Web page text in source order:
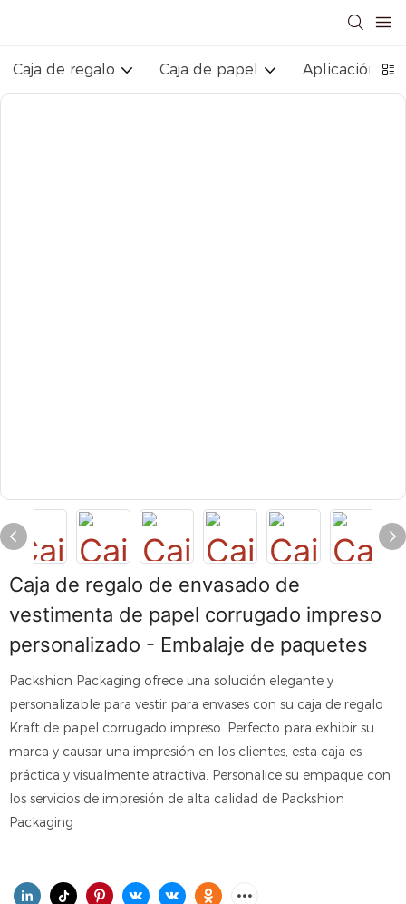
Caja de regalo Caja de papel Aplicación
Caja de regalo de envasado de
vestimenta de papel corrugado impreso
personalizado - Embalaje de paquetes
Packshion Packaging ofrece una solución elegante y
personalizable para vestir para envases con su caja de regalo
Kraft de papel corrugado impreso. Perfecto para exhibir su
marca y causar una impresión en los clientes, esta caja es
práctica y visualmente atractiva. Personalice su empaque con
los servicios de impresión de alta calidad de Packshion
Packaging